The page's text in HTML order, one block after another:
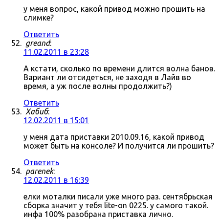
у меня вопрос, какой привод можно прошить на
слимке?
Ответить
greand:
11.02.2011 в 23:28
А кстати, сколько по времени длится волна банов.
Вариант ли отсидеться, не заходя в Лайв во
время, а уж после волны продолжить?)
Ответить
Хабиб:
12.02.2011 в 15:01
у меня дата приставки 2010.09.16, какой привод
может быть на консоле? И получится ли прошить?
Ответить
parenek:
12.02.2011 в 16:39
елки моталки писали уже много раз. сентябрьская
сборка значит у тебя lite-on 0225. у самого такой.
инфа 100% разобрана приставка лично.